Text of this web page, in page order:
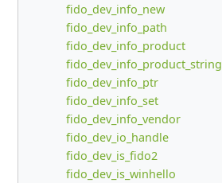
fido_dev_info_new
fido_dev_info_path
fido_dev_info_product
fido_dev_info_product_string
fido_dev_info_ptr
fido_dev_info_set
fido_dev_info_vendor
fido_dev_io_handle
fido_dev_is_fido2
fido_dev_is_winhello